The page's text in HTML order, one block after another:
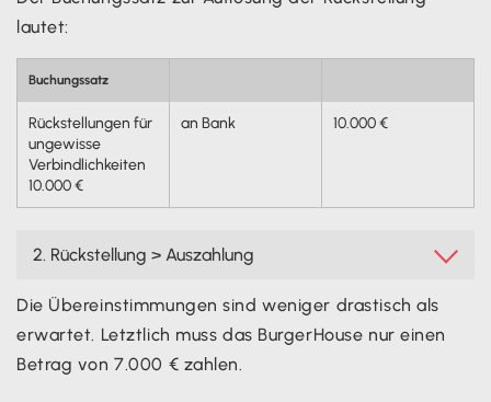
lautet:
Buchungssatz
Rückstellungen für
ungewisse
Verbindlichkeiten
10.000 €
an Bank 10.000 €
2. Rückstellung > Auszahlung 
Die Übereinstimmungen sind weniger drastisch als
erwartet. Letztlich muss das BurgerHouse nur einen
Betrag von 7.000 € zahlen.